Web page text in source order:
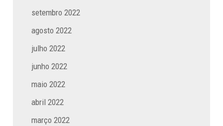
setembro 2022
agosto 2022
julho 2022
junho 2022
maio 2022
abril 2022
março 2022